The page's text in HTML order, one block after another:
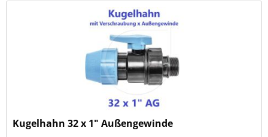
Kugelhahn 32 x 1" Außengewinde